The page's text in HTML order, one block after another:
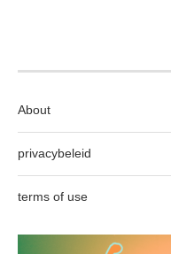
About
privacybeleid
terms of use